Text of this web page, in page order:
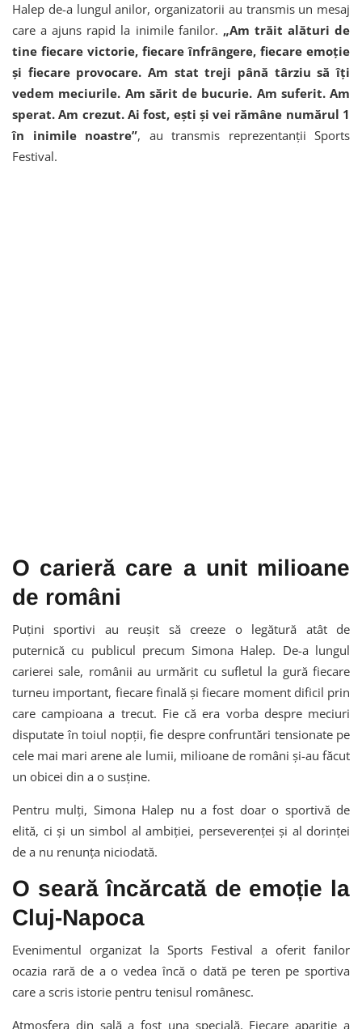
Halep de-a lungul anilor, organizatorii au transmis un mesaj
care a ajuns rapid la inimile fanilor. „Am trăit alături de
tine fiecare victorie, fiecare înfrângere, fiecare emoție
și fiecare provocare. Am stat treji până târziu să îți
vedem meciurile. Am sărit de bucurie. Am suferit. Am
sperat. Am crezut. Ai fost, ești și vei rămâne numărul 1
în inimile noastre”, au transmis reprezentanții Sports
Festival.
O carieră care a unit milioane
de români
Puțini sportivi au reușit să creeze o legătură atât de
puternică cu publicul precum Simona Halep. De-a lungul
carierei sale, românii au urmărit cu sufletul la gură fiecare
turneu important, fiecare finală și fiecare moment dificil prin
care campioana a trecut. Fie că era vorba despre meciuri
disputate în toiul nopții, fie despre confruntări tensionate pe
cele mai mari arene ale lumii, milioane de români și-au făcut
un obicei din a o susține.
Pentru mulți, Simona Halep nu a fost doar o sportivă de
elită, ci și un simbol al ambiției, perseverenței și al dorinței
de a nu renunța niciodată.
O seară încărcată de emoție la
Cluj-Napoca
Evenimentul organizat la Sports Festival a oferit fanilor
ocazia rară de a o vedea încă o dată pe teren pe sportiva
care a scris istorie pentru tenisul românesc.
Atmosfera din sală a fost una specială. Fiecare apariție a